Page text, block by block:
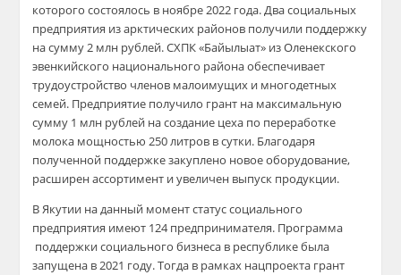
которого состоялось в ноябре 2022 года. Два социальных
предприятия из арктических районов получили поддержку
на сумму 2 млн рублей. СХПК «Байылыат» из Оленекского
эвенкийского национального района обеспечивает
трудоустройство членов малоимущих и многодетных
семей. Предприятие получило грант на максимальную
сумму 1 млн рублей на создание цеха по переработке
молока мощностью 250 литров в сутки. Благодаря
полученной поддержке закуплено новое оборудование,
расширен ассортимент и увеличен выпуск продукции.
В Якутии на данный момент статус социального
предприятия имеют 124 предпринимателя. Программа
поддержки социального бизнеса в республике была
запущена в 2021 году. Тогда в рамках нацпроекта грант